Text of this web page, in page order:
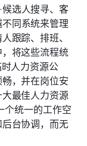
选人搜寻、客
同系统来管理
跟踪、排班、
将这些流程统
人力资源公
，并在岗位安
最佳人力资源
个统一的工作空
台协调，而无
测